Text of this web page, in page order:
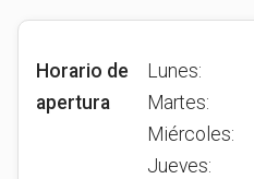
Horario de
apertura
Lunes:
Martes:
Miércoles:
Jueves: